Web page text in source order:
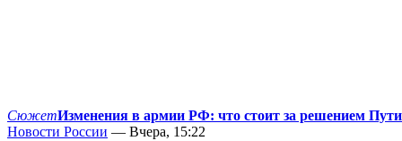
СюжетИзменения в армии РФ: что стоит за решением
Новости России — Вчера, 15:22